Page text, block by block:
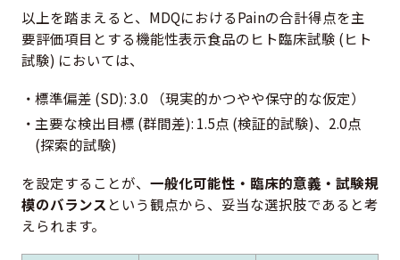
以上を踏まえると、MDQにおけるPainの合計得点を主
要評価項目とする機能性表示食品のヒト臨床試験 (ヒト
試験) においては、
標準偏差 (SD): 3.0 （現実的かつやや保守的な仮定）
主要な検出目標 (群間差): 1.5点 (検証的試験)、2.0点
(探索的試験)
を設定することが、 一般化可能性・臨床的意義・試験規
模のバランス という観点から、妥当な選択肢であると考
えられます。